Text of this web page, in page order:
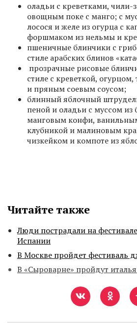
оладьи с креветками, чили-
овощным поке с манго; с
лосося и желе из огурца с
форшмаком из нельмы и
пшеничные блинчики с
стиле арабских блинов
прозрачные рисовые
стиле с креветкой,
и пряным соевым соусом;
блинный яблочный
пеной и оладьи с муссом из
манговым конфи,
клубникой и малиновым
чизкейком и компоте из
Читайте также
Люди пострадали на
Испании
В Москве пройдет фестиваль
В «Сыроварне» пройдут